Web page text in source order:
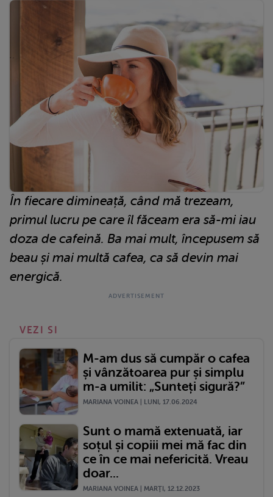
În fiecare dimineață, când mă trezeam,
primul lucru pe care îl făceam era să-mi iau
doza de cafeină. Ba mai mult, începusem să
beau și mai multă cafea, ca să devin mai
energică.
VEZI SI
M-am dus să cumpăr o cafea
și vânzătoarea pur și simplu
m-a umilit: „Sunteți sigură?”
MARIANA VOINEA | LUNI, 17.06.2024
Sunt o mamă extenuată, iar
soțul și copiii mei mă fac din
ce în ce mai nefericită. Vreau
doar...
MARIANA VOINEA | MARŢI, 12.12.2023